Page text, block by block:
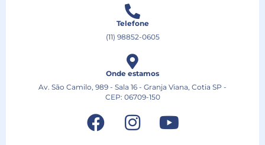
Telefone
(11) 98852-0605
Onde estamos
Av. São Camilo, 989 - Sala 16 - Granja Viana, Cotia SP -
CEP: 06709-150